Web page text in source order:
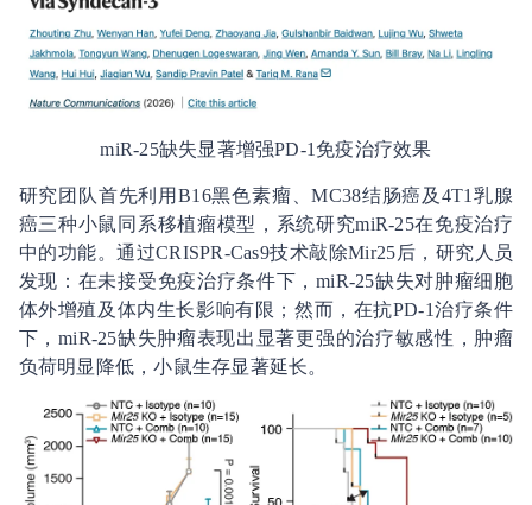
miR-25缺失显著增强PD-1免疫治疗效果
研究团队首先利用B16黑色素瘤、MC38结肠癌及4T1乳腺
癌三种小鼠同系移植瘤模型，系统研究miR-25在免疫治疗
中的功能。通过CRISPR-Cas9技术敲除Mir25后，研究人员
发现：在未接受免疫治疗条件下，miR-25缺失对肿瘤细胞
体外增殖及体内生长影响有限；然而，在抗PD-1治疗条件
下，miR-25缺失肿瘤表现出显著更强的治疗敏感性，肿瘤
负荷明显降低，小鼠生存显著延长。